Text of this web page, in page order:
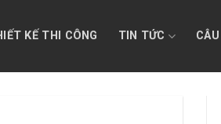
KẾ THI CÔNG TIN TỨC